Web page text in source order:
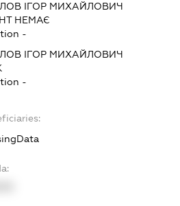
ІГОР МИХАЙЛОВИЧ
НЕМАЄ
-
ІГОР МИХАЙЛОВИЧ
-